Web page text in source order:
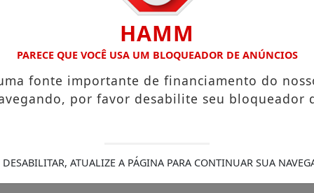
entrega
voluntários da
de abril, o comandante da Academia
HAMM
PARECE QUE VOCÊ USA UM BLOQUEADOR DE ANÚNCIOS
fonte importante de financiamento do
por favor desabilite seu bloqueador
DESABILITAR, ATUALIZE A PÁGINA PARA CONTINUAR SUA